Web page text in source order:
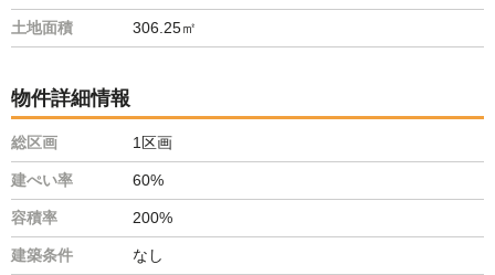
土地面積 306.25㎡
物件詳細情報
総区画 1区画
建ぺい率 60%
容積率 200%
建築条件 なし